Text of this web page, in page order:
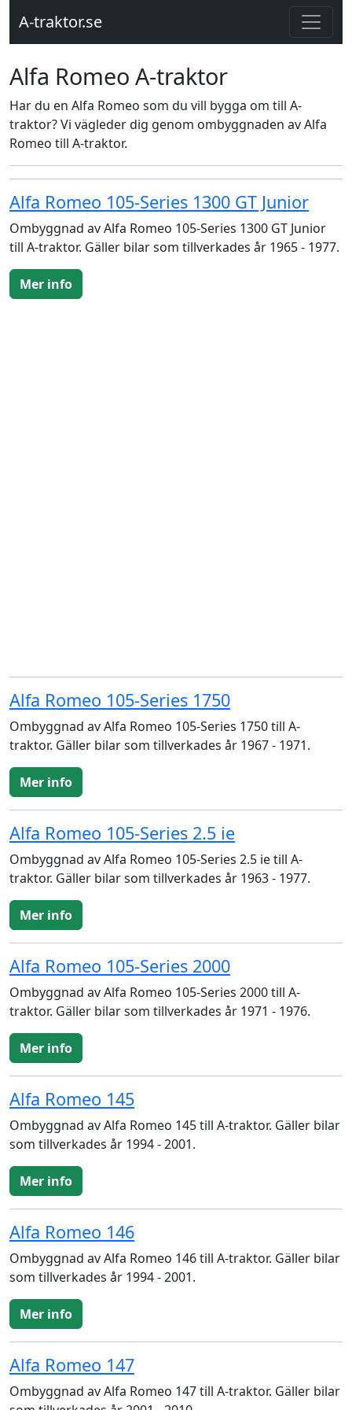
A-traktor.se
Alfa Romeo A-traktor
Har du en Alfa Romeo som du vill bygga om till A-
traktor? Vi vägleder dig genom ombyggnaden av Alfa
Romeo till A-traktor.
Alfa Romeo 105-Series 1300 GT Junior
Ombyggnad av Alfa Romeo 105-Series 1300 GT Junior
till A-traktor. Gäller bilar som tillverkades år 1965 - 1977.
Mer info
Alfa Romeo 105-Series 1750
Ombyggnad av Alfa Romeo 105-Series 1750 till A-
traktor. Gäller bilar som tillverkades år 1967 - 1971.
Mer info
Alfa Romeo 105-Series 2.5 ie
Ombyggnad av Alfa Romeo 105-Series 2.5 ie till A-
traktor. Gäller bilar som tillverkades år 1963 - 1977.
Mer info
Alfa Romeo 105-Series 2000
Ombyggnad av Alfa Romeo 105-Series 2000 till A-
traktor. Gäller bilar som tillverkades år 1971 - 1976.
Mer info
Alfa Romeo 145
Ombyggnad av Alfa Romeo 145 till A-traktor. Gäller bilar
som tillverkades år 1994 - 2001.
Mer info
Alfa Romeo 146
Ombyggnad av Alfa Romeo 146 till A-traktor. Gäller bilar
som tillverkades år 1994 - 2001.
Mer info
Alfa Romeo 147
Ombyggnad av Alfa Romeo 147 till A-traktor. Gäller bilar